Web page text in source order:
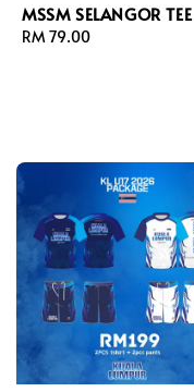
MSSM SELANGOR TEE
Regular
RM 79.00